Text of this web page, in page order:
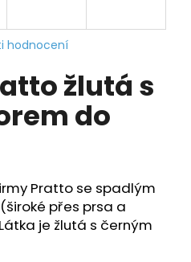
hodnocení
žlutá s
do
Pratto se spadlým
přes prsa a
je žlutá s černým